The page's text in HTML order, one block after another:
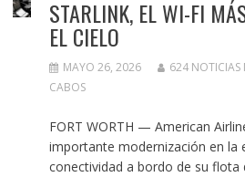
STARLINK, EL WI-FI
EL CIELO
MAYO 26, 2026
624 NOTICIAS
CABOS
FORT WORTH — American
importante modernización en la
conectividad a bordo de su flota